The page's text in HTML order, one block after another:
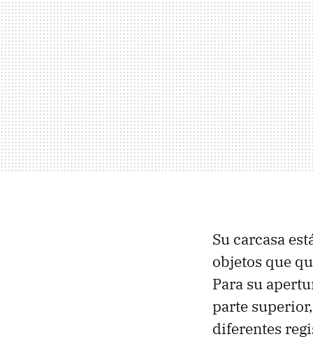
Su carcasa
objetos que
Para su
parte
diferentes